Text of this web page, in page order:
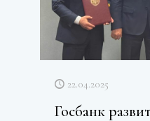
22.04.2025
Госбанк